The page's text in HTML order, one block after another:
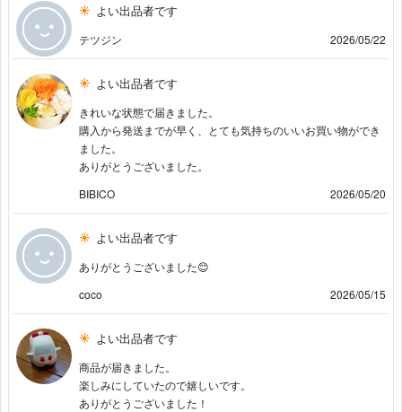
よい出品者です
テツジン 2026/05/22
よい出品者です
きれいな状態で届きました。
購入から発送までが早く、とても気持ちのいいお買い物ができ
ました。
ありがとうございました。
BIBICO
2026/05/20
よい出品者です
ありがとうございました😊
coco
2026/05/15
よい出品者です
商品が届きました。
楽しみにしていたので嬉しいです。
ありがとうございました！